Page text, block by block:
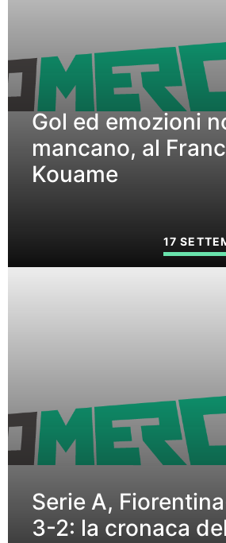
Gol ed emozioni
mancano, al
Kouame
17
Serie A,
3-2: la cronaca